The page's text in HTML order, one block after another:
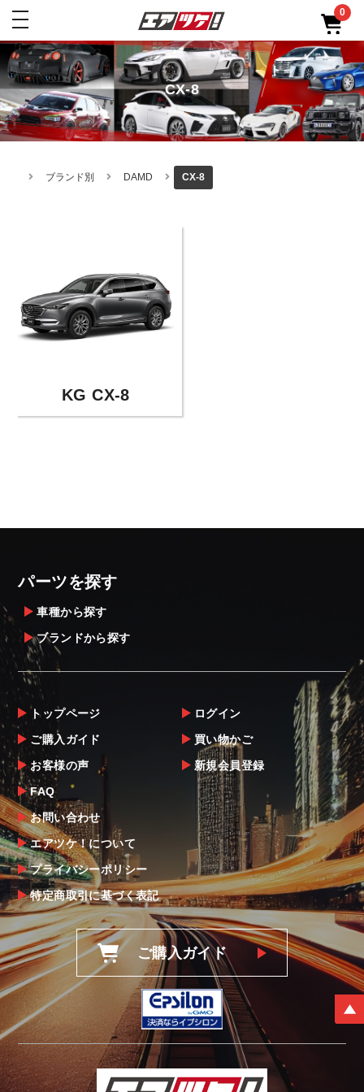
toggle
0
CX-8
ブランド別 DAMD CX-8
KG CX-8
パーツを探す
車種から探す
ブランドから探す
トップページ
ご購入ガイド
お客様の声
FAQ
お問い合わせ
エアツケ！について
プライバシーポリシー
特定商取引に基づく表記
ログイン
買い物かご
新規会員登録
ご購入ガイド